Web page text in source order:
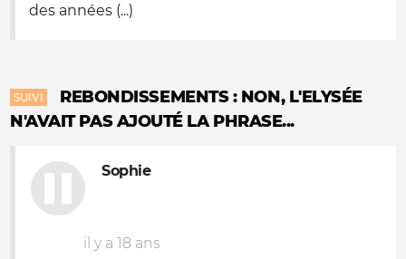
des années (...)
SUIVI
REBONDISSEMENTS : NON, L'ELYSÉE
N'AVAIT PAS AJOUTÉ LA PHRASE...
Sophie
il y a 18 ans